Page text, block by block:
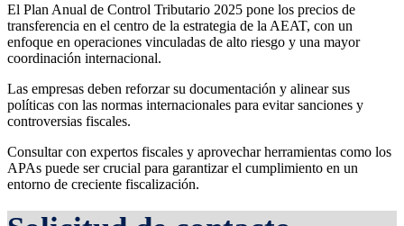
El Plan Anual de Control Tributario 2025 pone los precios de
transferencia en el centro de la estrategia de la AEAT, con un
enfoque en operaciones vinculadas de alto riesgo y una mayor
coordinación internacional.
Las empresas deben reforzar su documentación y alinear sus
políticas con las normas internacionales para evitar sanciones y
controversias fiscales.
Consultar con expertos fiscales y aprovechar herramientas como los
APAs puede ser crucial para garantizar el cumplimiento en un
entorno de creciente fiscalización.